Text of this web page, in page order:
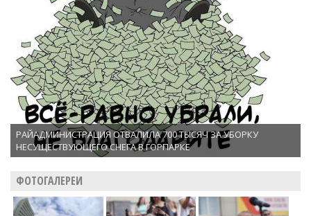
РАЙАДМИНИСТРАЦИЯ ОТВАЛИЛА 700 ТЫСЯЧ ЗА УБОРКУ
НЕСУЩЕСТВУЮЩЕГО СНЕГА В ГОРПАРКЕ
ФОТОГАЛЕРЕИ